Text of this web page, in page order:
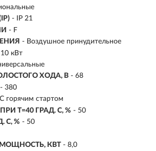
- IP 21
- F
- Воздушное принудительное
кВт
ХОДА, В - 68
- 380
горячим стартом
T=40 ГРАД. С, % - 50
С, % - 50
КВТ - 8,0